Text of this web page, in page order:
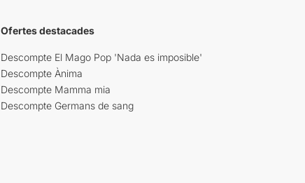
Ofertes destacades
Descompte El Mago Pop 'Nada es imposible'
Descompte Ànima
Descompte Mamma mia
Descompte Germans de sang